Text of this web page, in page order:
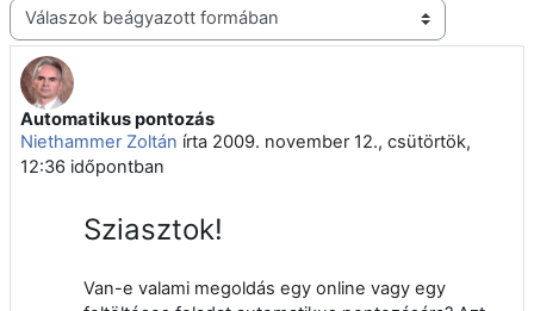
Megjelenítési mód
Automatikus pontozás
Niethammer Zoltán írta 2009. november 12., csütörtök,
12:36 időpontban
Válaszok szám: 1
Sziasztok!
Van-e valami megoldás egy online vagy egy